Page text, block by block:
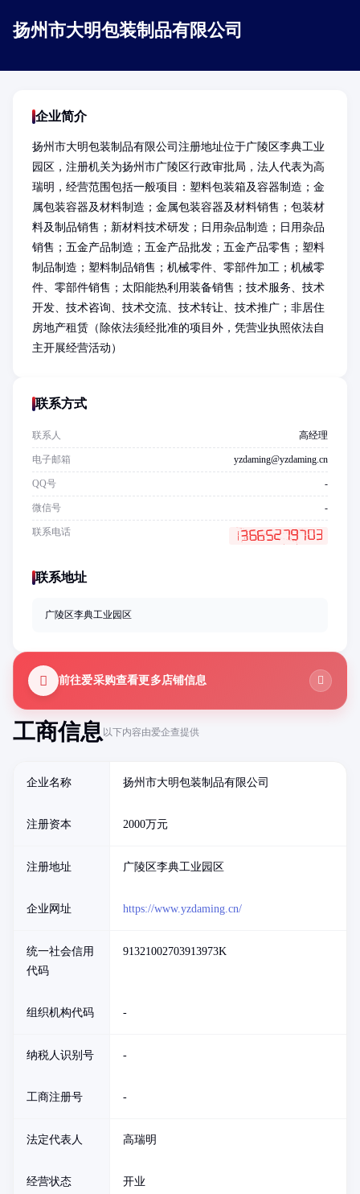
扬州市大明包装制品有限公司
工商信息以下内容由爱企查提供
企业名称 扬州市大明包装制品有限公司
注册资本 2000万元
注册地址 广陵区李典工业园区
企业网址 https://www.yzdaming.cn/
统一社会信用
代码
91321002703913973K
组织机构代码 -
纳税人识别号 -
工商注册号 -
法定代表人 高瑞明
经营状态 开业
企业简介
扬州市大明包装制品有限公司注册地址位于广陵区李典工业
园区，注册机关为扬州市广陵区行政审批局，法人代表为高
瑞明，经营范围包括一般项目：塑料包装箱及容器制造；金
属包装容器及材料制造；金属包装容器及材料销售；包装材
料及制品销售；新材料技术研发；日用杂品制造；日用杂品
销售；五金产品制造；五金产品批发；五金产品零售；塑料
制品制造；塑料制品销售；机械零件、零部件加工；机械零
件、零部件销售；太阳能热利用装备销售；技术服务、技术
开发、技术咨询、技术交流、技术转让、技术推广；非居住
房地产租赁（除依法须经批准的项目外，凭营业执照依法自
主开展经营活动）
联系方式
联系人 高经理
电子邮箱 yzdaming@yzdaming.cn
QQ号 -
微信号 -
联系电话
联系地址
广陵区李典工业园区
前往爱采购查看更多店铺信息